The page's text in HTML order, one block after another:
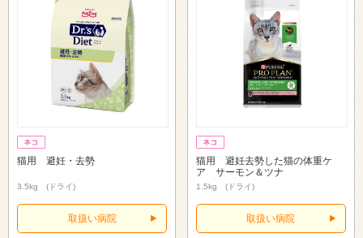
猫用 避妊・去勢
3.5kg (ドライ)
取扱い病院
猫用 避妊去勢した猫の体重ケ
ア サーモン＆ツナ
1.5kg (ドライ)
取扱い病院